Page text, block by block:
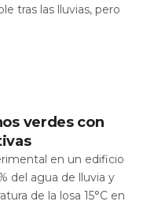
tras las lluvias, pero
verdes con
en un edificio
del agua de lluvia y
de la losa 15°C en